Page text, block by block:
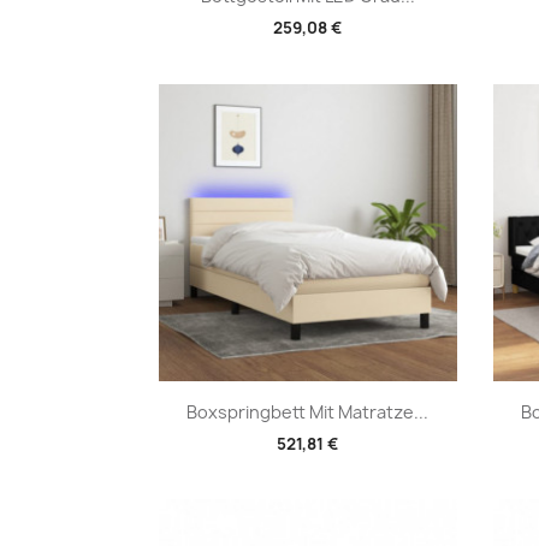
259,08 €
Boxspringbett Mit Matratze...
521,81 €
Vorschau